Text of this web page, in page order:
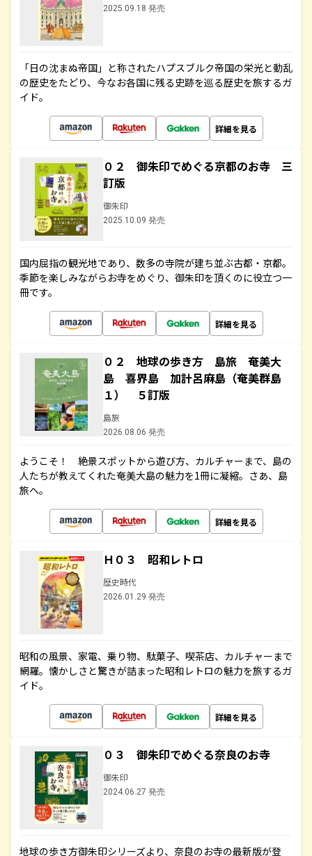
2025.09.18 発売
「日の沈まぬ帝国」と称されたハプスブルク帝国の栄光と動乱
の歴史をたどり、今なお各国に残る史跡を巡る歴史を旅するガ
イド。
詳細を見る
０２ 御朱印でめぐる京都のお寺 三
訂版
御朱印
2025.10.09 発売
国内屈指の観光地であり、数多の寺院が建ち並ぶ古都・京都。
季節を楽しみながらお寺をめぐり、御朱印を頂くのに役立つ一
冊です。
詳細を見る
０２ 地球の歩き方 島旅 奄美大
島 喜界島 加計呂麻島（奄美群島
１） ５訂版
島旅
2026.08.06 発売
ようこそ！ 絶景スポットから遊び方、カルチャーまで、島の
人たちが教えてくれた奄美大島の魅力を1冊に凝縮。さあ、島
旅へ。
詳細を見る
Ｈ０３ 昭和レトロ
歴史時代
2026.01.29 発売
昭和の風景、家電、乗り物、駄菓子、喫茶店、カルチャーまで
網羅。懐かしさと驚きが詰まった昭和レトロの魅力を旅するガ
イド。
詳細を見る
０３ 御朱印でめぐる奈良のお寺
御朱印
2024.06.27 発売
地球の歩き方御朱印シリーズより、奈良のお寺の最新版が登